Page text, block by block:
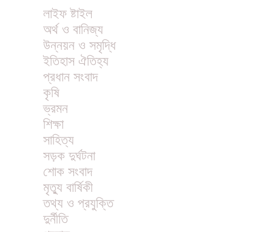
লাইফ ষ্টাইল
অর্থ ও বানিজ্য
উন্নয়ন ও সমৃদ্ধি
ইতিহাস ঐতিহ্য
প্রধান সংবাদ
কৃষি
ভ্রমন
শিক্ষা
সাহিত্য
সড়ক দুর্ঘটনা
শোক সংবাদ
মৃত্যু বার্ষিকী
তথ্য ও প্রযুক্তি
দুর্নীতি